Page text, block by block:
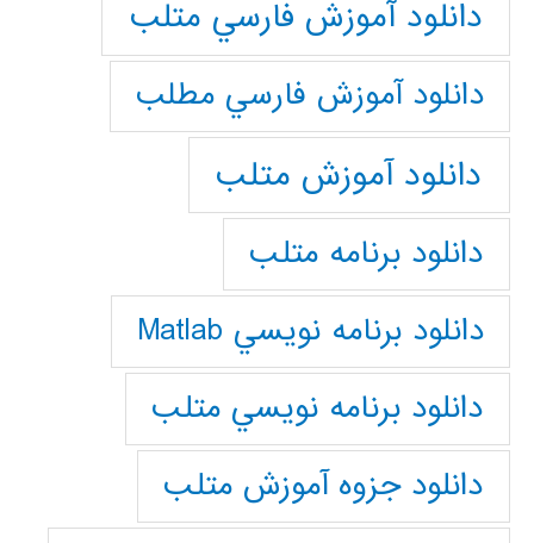
دانلود آموزش فارسي متلب
دانلود آموزش فارسي مطلب
دانلود آموزش متلب
دانلود برنامه متلب
دانلود برنامه نويسي Matlab
دانلود برنامه نويسي متلب
دانلود جزوه آموزش متلب